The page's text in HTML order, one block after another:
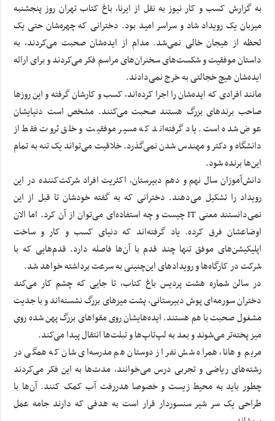
به گزارش کسب و کار نیوز به نقل از ایرنا، باغ کتاب تهران روز پنجشنبه
میزبان یک رویداد شاد و سراسر امید بود. دخترانی که چهره‌شان حتی یک
لحظه از هیجان خالی نمی‌شد. مدام از ایده‌شان صحبت می‌کردند، به
داستان موفقیت و شکست‌های سخنران‌های مراسم فکر می‌کردند و برای ارائه
ایده‌شان هیچ خجالتی به خرج نمی‌دادند.
مانند افرادی که ایده‌شان را اجرا کرده‌اند، کسب و کارشان گرفته و این روزها
صاحب برندهای بزرگ هستند صحبت می‌کنند. مشخص است دنیایشان
عوض شده است. یاد گرفته‌اند که مسیر موفقیت و خلق ثروت فقط از
دانشگاه و دکتر و مهندس شدن نمی‌گذرد. خلاقیت می‌تواند یک تنه به تمام
این‌ها برنده شود.
دانش‌آموزان سال نهم و دهم دبیرستان، اکثریت افراد شرکت‌کننده در این
رویداد را تشکیل می‌دهند. دخترانی که به گفته خودشان تا قبل از این
نمی‌دانستند معنی IT چیست و چه استفاده‌ای می‌توان از آن کرد. اما الان
اوضاعشان فرق کرده. یاد گرفته‌اند که دنیای کسب و کار و ساخت
اپلیکیشن‌های موفق تنها چند قدم با آن‌ها فاصله دارد. قدم‌هایی که با
شرکت در کارگاه‌ها و رویدادهای این‌چنینی به سرعت برداشته خواهد شد.
در سالن شماره هشت پردیس باغ کتاب، تا جایی که چشم کار می‌کند
دختران سورمه‌ای پوش دبیرستانی، پشت میزهای بزرگ نشسته‌اند و با جدیت
مشغول صحبت با هم هستند. ایده‌هایشان روی مقواهای بزرگ پهن شده روی
میز پخته‌‌تر می‌شوند و بعد به لپ‌تاپ‌ها و تبلت‌ها انتقال پیدا می‌کند.
مریم و هانا، همراه شش نفر از دوستان هم مدرسه‌ای شان که همگی در
رشته‌های ریاضی و تجربی درس می‌خوانند، مدت‌ها به این فکر می‌کردند
چطور باید به محیط ‌زیست و خصوصا هدررفت آب کمک کنند. آن‌ها با
طراحی یک سر شیر سنسوردار قرار است به هدفی که دارند جامه عمل